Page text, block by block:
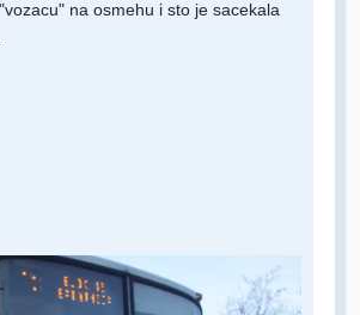
na osmehu i sto je sacekala